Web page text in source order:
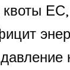
квоты